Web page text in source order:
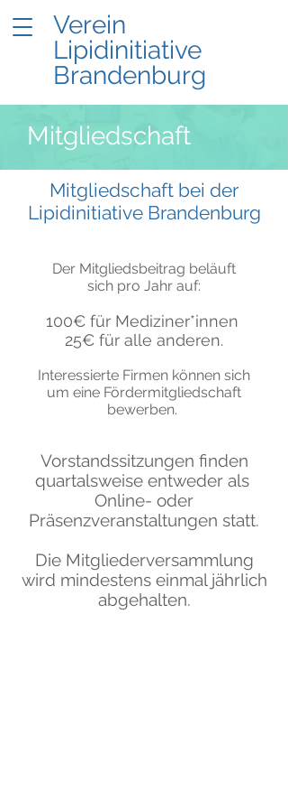
Verein
Lipidinitiative
Brandenburg
Mitgliedschaft
Mitgliedschaft bei der
Lipidinitiative Brandenburg
Der Mitgliedsbeitrag beläuft
sich pro Jahr auf:
100€ für Mediziner*innen
25€ für alle anderen.
Interessierte Firmen können sich
um eine Fördermitgliedschaft
bewerben.
Vorstandssitzungen finden
quartalsweise entweder als
Online- oder
Präsenzveranstaltungen statt.
Die Mitgliederversammlung
wird mindestens einmal jährlich
abgehalten.